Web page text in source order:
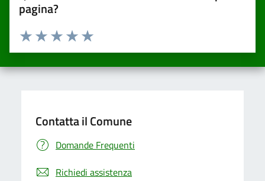
pagina?
Valuta da 1 a 5 stelle la pagina
Valuta 5 stelle su 5
Valuta 4 stelle su 5
Valuta 3 stelle su 5
Valuta 2 stelle su 5
Valuta una stella su 5
Contatta il Comune
Domande Frequenti
Richiedi assistenza